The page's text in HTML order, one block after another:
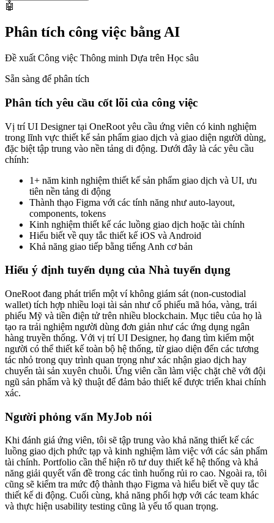
🤖
Phân tích công việc bằng AI
Đề xuất Công việc Thông minh Dựa trên Học sâu
Sẵn sàng để phân tích
Phân tích yêu cầu cốt lõi của công việc
Vị trí UI Designer tại OneRoot yêu cầu ứng viên có kinh nghiệm
trong lĩnh vực thiết kế sản phẩm giao dịch và giao diện người dùng,
đặc biệt tập trung vào nền tảng di động. Dưới đây là các yêu cầu
chính:
1+ năm kinh nghiệm thiết kế sản phẩm giao dịch và UI, ưu
tiên nền tảng di động
Thành thạo Figma với các tính năng như auto-layout,
components, tokens
Kinh nghiệm thiết kế các luồng giao dịch hoặc tài chính
Hiểu biết về quy tắc thiết kế iOS và Android
Khả năng giao tiếp bằng tiếng Anh cơ bản
Hiểu ý định tuyển dụng của Nhà tuyển dụng
OneRoot đang phát triển một ví không giám sát (non-custodial
wallet) tích hợp nhiều loại tài sản như cổ phiếu mã hóa, vàng, trái
phiếu Mỹ và tiền điện tử trên nhiều blockchain. Mục tiêu của họ là
tạo ra trải nghiệm người dùng đơn giản như các ứng dụng ngân
hàng truyền thống. Với vị trí UI Designer, họ đang tìm kiếm một
người có thể thiết kế toàn bộ hệ thống, từ giao diện đến các tương
tác nhỏ trong quy trình quan trọng như xác nhận giao dịch hay
chuyển tài sản xuyên chuỗi. Ứng viên cần làm việc chặt chẽ với đội
ngũ sản phẩm và kỹ thuật để đảm bảo thiết kế được triển khai chính
xác.
Người phỏng vấn MyJob nói
Khi đánh giá ứng viên, tôi sẽ tập trung vào khả năng thiết kế các
luồng giao dịch phức tạp và kinh nghiệm làm việc với các sản phẩm
tài chính. Portfolio cần thể hiện rõ tư duy thiết kế hệ thống và khả
năng giải quyết vấn đề trong các tình huống rủi ro cao. Ngoài ra, tôi
cũng sẽ kiểm tra mức độ thành thạo Figma và hiểu biết về quy tắc
thiết kế di động. Cuối cùng, khả năng phối hợp với các team khác
và thực hiện usability testing cũng là yếu tố quan trọng.